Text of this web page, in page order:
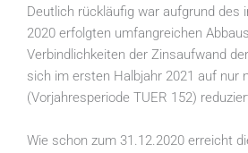
Deutlich rückläufig war aufgrund des
2020 erfolgten umfangreichen
Verbindlichkeiten der Zinsaufwand
sich im ersten Halbjahr 2021 auf nur
(Vorjahresperiode TUER 152)
Wie schon zum 31.12.2020 erreicht